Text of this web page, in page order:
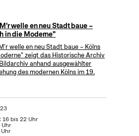
welle en neu Stadt baue –
in die Moderne"
welle en neu Stadt baue – Kölns
zeigt das Historische Archiv
anhand ausgewählter
des modernen Kölns im 19.
16 bis 22 Uhr